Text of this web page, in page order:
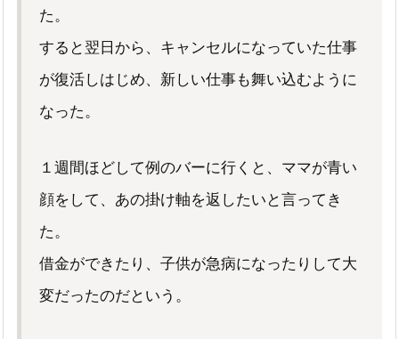
た。
すると翌日から、キャンセルになっていた仕事
が復活しはじめ、新しい仕事も舞い込むように
なった。
１週間ほどして例のバーに行くと、ママが青い
顔をして、あの掛け軸を返したいと言ってき
た。
借金ができたり、子供が急病になったりして大
変だったのだという。